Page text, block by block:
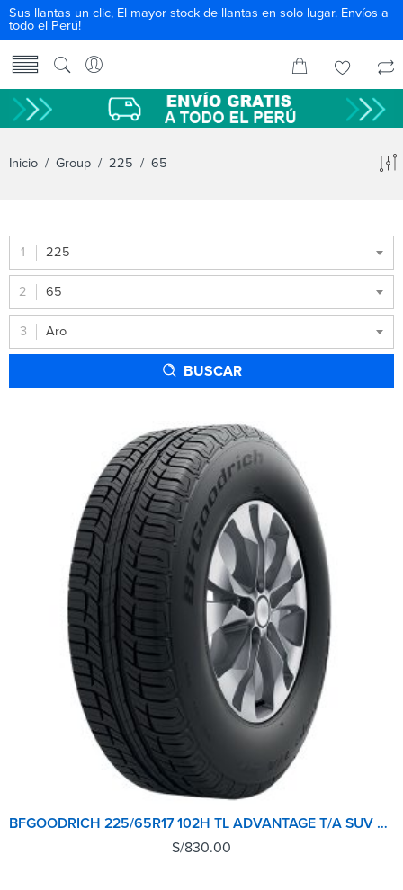
Sus llantas un clic, El mayor stock de llantas en solo lugar. Envíos a
todo el Perú!
Inicio / Group / 225 / 65
225
65
Aro
BUSCAR
BFGOODRICH 225/65R17 102H TL ADVANTAGE T/A SUV GO
S/830.00